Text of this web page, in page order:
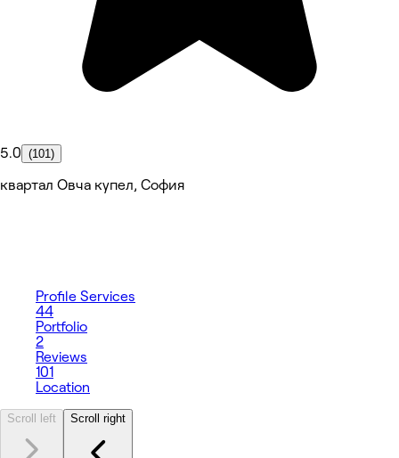
5.0 (101)
квартал Овча купел, София
Profile Services
44
Portfolio
2
Reviews
101
Location
Scroll left Scroll right